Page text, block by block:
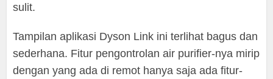
sulit.
Tampilan aplikasi Dyson Link ini terlihat bagus dan
sederhana. Fitur pengontrolan air purifier-nya mirip
dengan yang ada di remot hanya saja ada fitur-